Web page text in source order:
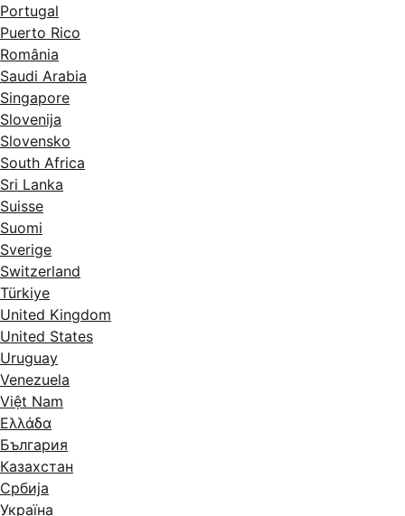
Portugal
Puerto Rico
România
Saudi Arabia
Singapore
Slovenija
Slovensko
South Africa
Sri Lanka
Suisse
Suomi
Sverige
Switzerland
Türkiye
United Kingdom
United States
Uruguay
Venezuela
Việt Nam
Ελλάδα
България
Казахстан
Србија
Україна